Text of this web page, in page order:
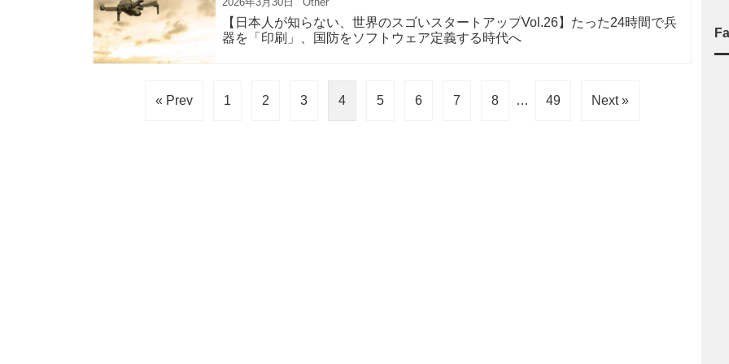
【日本人が知らない、世界のスゴいスタートアップVol.26】たった24時間で兵
器を「印刷」、国防をソフトウェア定義する時代へ
« Prev 1 2 3 4 5 6 7 8 … 49 Next »